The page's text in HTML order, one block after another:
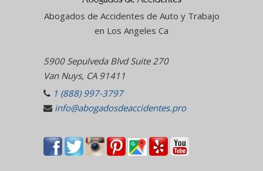
Abogados de Accidentes de Auto y Trabajo
en Los Angeles Ca
5900 Sepulveda Blvd Suite 270
Van Nuys, CA 91411
1 (888) 997-3797
info@abogadosdeaccidentes.pro